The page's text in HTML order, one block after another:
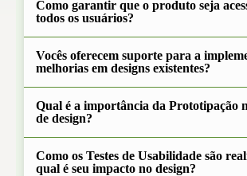
Como garantir que o produto seja
todos os usuários?
Vocês oferecem suporte para a
melhorias em designs existentes?
Qual é a importância da Prototipação
de design?
Como os Testes de Usabilidade são
qual é seu impacto no design?